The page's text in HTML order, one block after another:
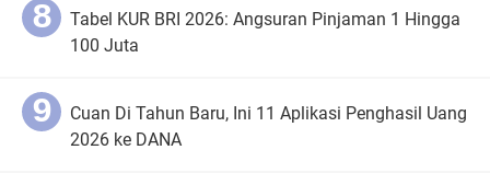
Tabel KUR BRI 2026: Angsuran Pinjaman 1 Hingga
100 Juta
Cuan Di Tahun Baru, Ini 11 Aplikasi Penghasil Uang
2026 ke DANA